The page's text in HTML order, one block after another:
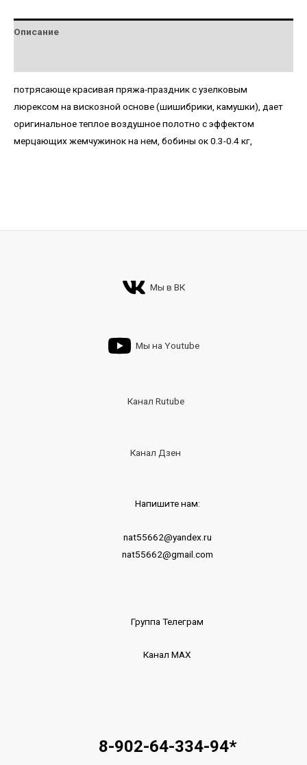
Описание
потрясающе красивая пряжа-праздник с узелковым
люрексом на вискозной основе (шишибрики, камушки), дает
оригинальное теплое воздушное полотно с эффектом
мерцающих жемчужинок на нем, бобины ок 0.3-0.4 кг,
Мы в ВК
Мы на Youtube
Канал Rutube
Канал Дзен
Напишите нам:
nat55662@yandex.ru
nat55662@gmail.com
Группа Телеграм
Канал МАХ
8-902-64-334-94*